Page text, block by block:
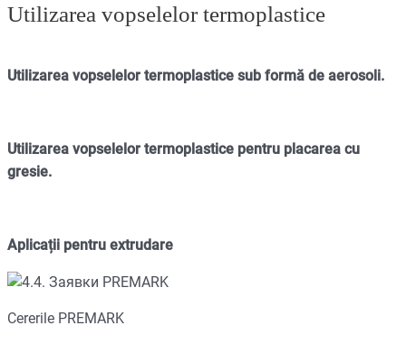
Utilizarea vopselelor termoplastice
Utilizarea vopselelor termoplastice sub formă de aerosoli.
Utilizarea vopselelor termoplastice pentru placarea cu
gresie.
Aplicații pentru extrudare
Cererile PREMARK